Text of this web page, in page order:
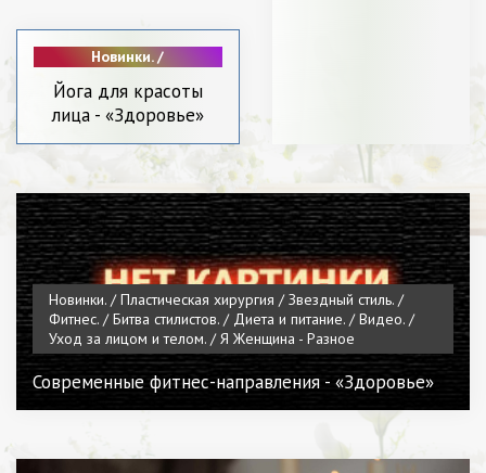
Новинки. /
хирургия / Звездный
стиль. / Видео. /
чем носить. /
Красота. / СТАТЬИ /
Мода. / Уход за
лицом и телом. / Я
Женщина - Разное
Йога для красоты
лица - «Здоровье»
Новинки. / Пластическая хирургия / Звездный стиль. /
Фитнес. / Битва стилистов. / Диета и питание. / Видео. /
Уход за лицом и телом. / Я Женщина - Разное
Современные фитнес-направления - «Здоровье»